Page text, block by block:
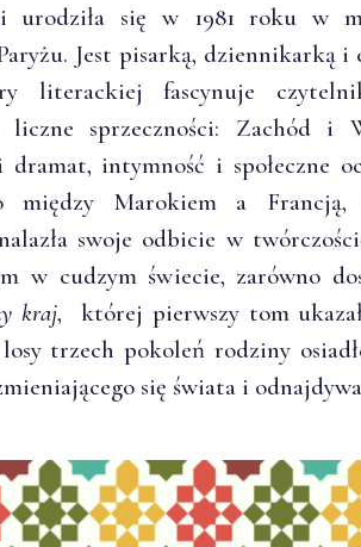
urodziła się w 1981 roku w
Jest pisarką, dziennikarką i
literackiej fascynuje
liczne sprzeczności: Zachód i
dramat, intymność i społeczne
między Marokiem a
swoje odbicie w
w cudzym świecie, zarówno
kraj, której pierwszy tom
trzech pokoleń rodziny
się świata i